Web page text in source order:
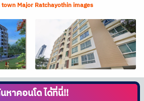
Major Ratchayothin images
หาคอนโดได้ที่นี่!!